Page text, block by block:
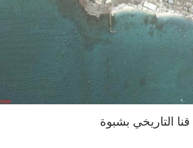
التاريخي بشبوة